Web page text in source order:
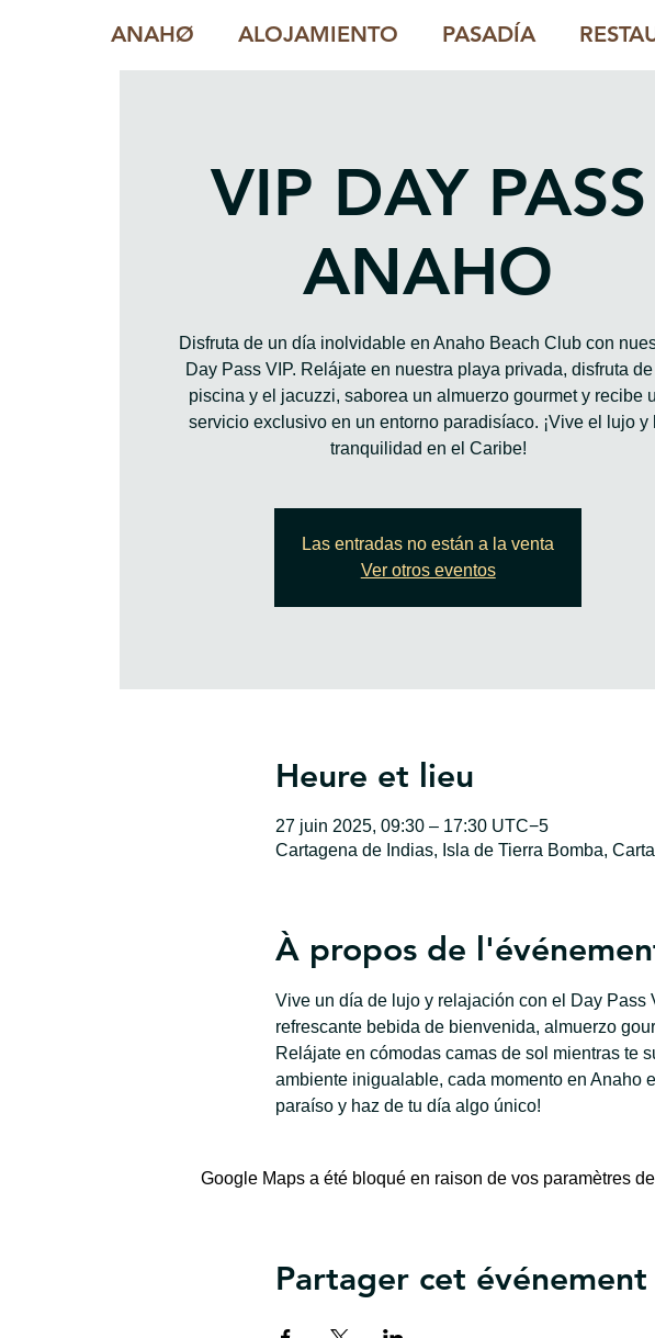
ANAHØ ALOJAMIENTO PASADÍA
VIP DAY PASS
ANAHO
Disfruta de un día inolvidable en Anaho Beach Club con
Day Pass VIP. Relájate en nuestra playa privada, disfruta
piscina y el jacuzzi, saborea un almuerzo gourmet y recibe
servicio exclusivo en un entorno paradisíaco. ¡Vive el lujo y
Las entradas no están a la venta
Ver otros eventos
Heure et lieu
27 juin 2025, 09:30 – 17:30 UTC−5
Cartagena de Indias, Isla de Tierra Bomba,
À propos de
Vive un día de lujo y relajación con el Day Pass
refrescante bebida de bienvenida, almuerzo
Relájate en cómodas camas de sol mientras te
ambiente inigualable, cada momento en Anaho
paraíso y haz de tu día algo único!
Google Maps a été bloqué en raison de vos paramètres
Partager cet événement